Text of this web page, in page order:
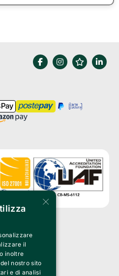
Balsamo (MI)
×
il
inoltre
nostro sito
e di analisi